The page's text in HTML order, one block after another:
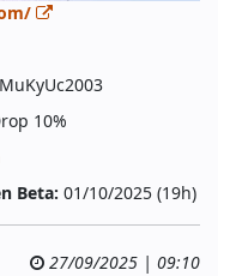
MuKyUc2003
10%
Beta: 01/10/2025 (19h)
27/09/2025 | 09:10